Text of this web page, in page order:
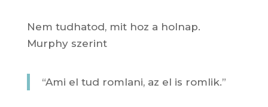
Nem tudhatod, mit hoz a holnap.
Murphy szerint
“Ami el tud romlani, az el is romlik.”